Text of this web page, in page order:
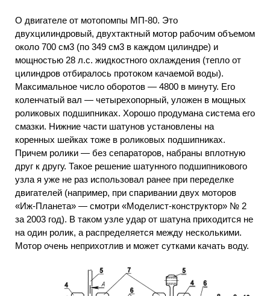
О двигателе от мотопомпы МП-80. Это
двухцилиндровый, двухтактный мотор рабочим объемом
около 700 см3 (по 349 см3 в каждом цилиндре) и
мощностью 28 л.с. жидкостного охлаждения (тепло от
цилиндров отбиралось протоком качаемой воды).
Максимальное число оборотов — 4800 в минуту. Его
коленчатый вал — четырехопорный, уложен в мощных
роликовых подшипниках. Хорошо продумана система его
смазки. Нижние части шатунов установлены на
коренных шейках тоже в роликовых подшипниках.
Причем ролики — без сепараторов, набраны вплотную
друг к другу. Такое решение шатунного подшипникового
узла я уже не раз использовал ранее при переделке
двигателей (например, при спаривании двух моторов
«Иж-Планета» — смотри «Моделист-конструктор» № 2
за 2003 год). В таком узле удар от шатуна приходится не
на один ролик, а распределяется между несколькими.
Мотор очень неприхотлив и может сутками качать воду.